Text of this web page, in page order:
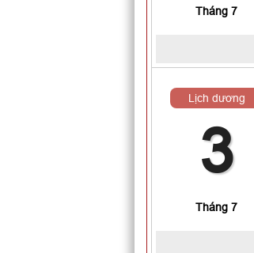
Tháng 7
Lịch dương
3
Tháng 7